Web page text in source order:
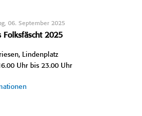
06. September 2025
Folksfäscht 2025
Lindenplatz
Uhr bis 23.00 Uhr